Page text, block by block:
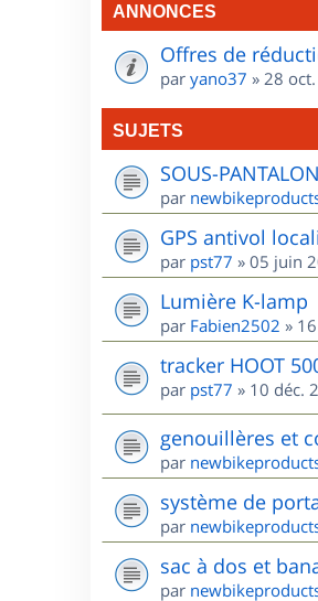
ANNONCES
Offres de
par yano37 » 28
SUJETS
SOUS-
par
GPS antivol
par pst77 » 05 juin
Lumière K-lamp
par Fabien2502 »
tracker HOOT
par pst77 » 10 déc.
genouillères et
par
système de
par
sac à dos et
par